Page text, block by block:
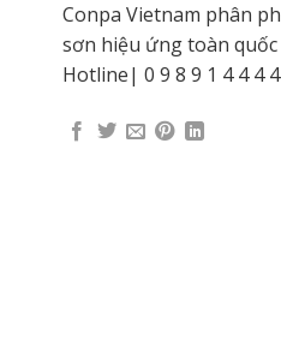
Conpa Vietnam phân
sơn hiệu ứng toàn quốc
Hotline| 0 9 8 9 1 4 4 4